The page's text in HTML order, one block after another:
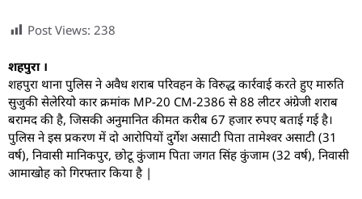
Post Views: 238
शहपुरा ।
शहपुरा थाना पुलिस ने अवैध शराब परिवहन के विरुद्ध कार्रवाई करते हुए मारुति
सुजुकी सेलेरियो कार क्रमांक MP-20 CM-2386 से 88 लीटर अंग्रेजी शराब
बरामद की है, जिसकी अनुमानित कीमत करीब 67 हजार रुपए बताई गई है।
पुलिस ने इस प्रकरण में दो आरोपियों दुर्गेश असाटी पिता तामेश्वर असाटी (31
वर्ष), निवासी मानिकपुर, छोटू कुंजाम पिता जगत सिंह कुंजाम (32 वर्ष), निवासी
आमाखोह को गिरफ्तार किया है |